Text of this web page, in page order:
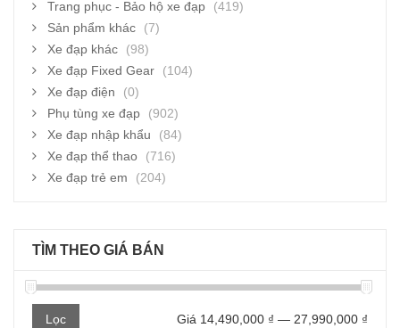
Trang phục - Bảo hộ xe đạp
(419)
Sản phẩm khác
(7)
Xe đạp khác
(98)
Xe đạp Fixed Gear
(104)
Xe đạp điện
(0)
Phụ tùng xe đạp
(902)
Xe đạp nhập khẩu
(84)
Xe đạp thể thao
(716)
Xe đạp trẻ em
(204)
TÌM THEO GIÁ BÁN
Giá
Giá
Lọc Giá 14,490,000 ₫ — 27,990,000 ₫